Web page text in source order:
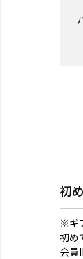
初
※ギ
初め
会員